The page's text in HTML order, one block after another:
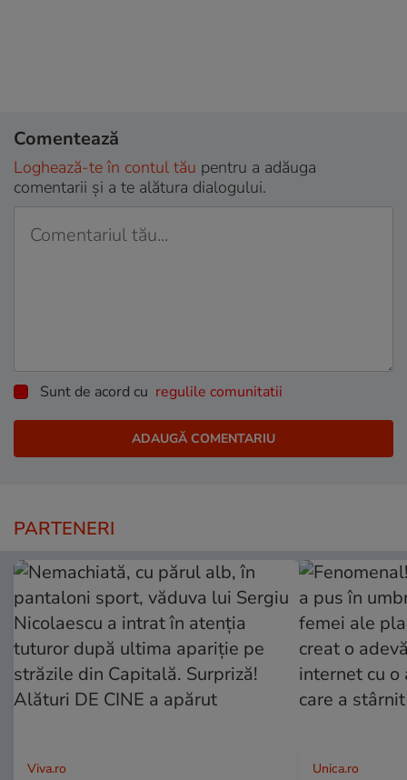
Comentează
Loghează-te în contul tău pentru a adăuga
comentarii și a te alătura dialogului.
Sunt de acord cu regulile comunitatii
PARTENERI
Viva.ro Unica.ro